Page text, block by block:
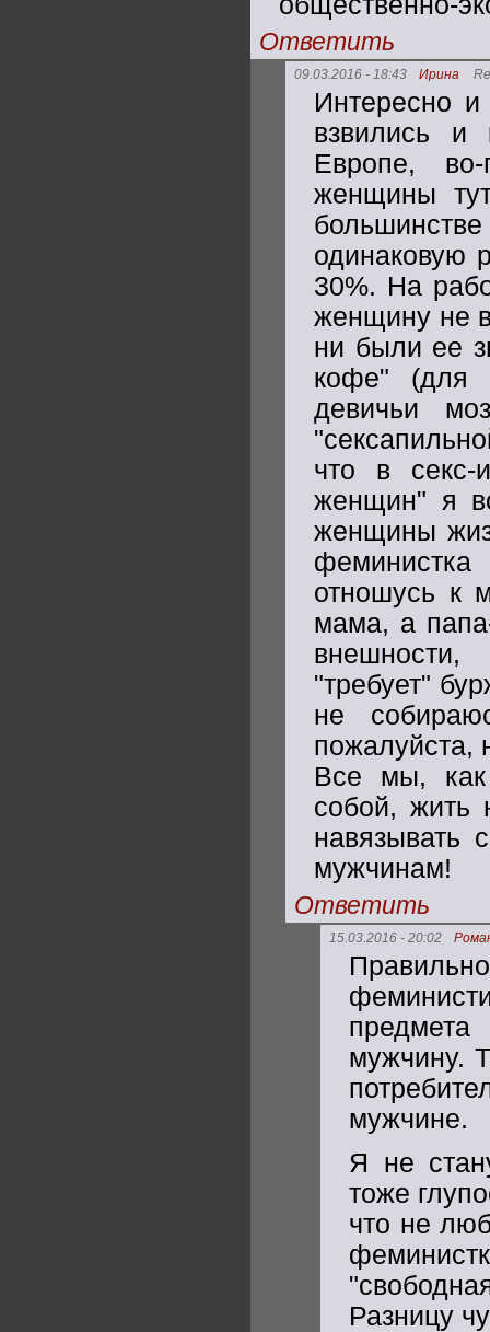
Ответить
09.03.2016 - 18:43 Ирина
Интересно и
взвились и
Европе,
женщины
одинаковую
30%. На
женщину не
ни были ее
кофе" (для
девичьи
что в секс-
женщин" я
женщины
отношусь к
мама, а
"требует"
не
пожалуйста,
Все мы,
собой, жить
навязывать
мужчинам!
Ответить
15.03.2016 - 20:02
мужчину.
мужчине.
Я не
тоже
что не
Разницу